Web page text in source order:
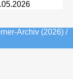
Archiv (2026) /